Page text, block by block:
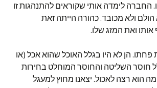
החברה לימדה אותי שקוראים להתנהגות זו
ולא מכובד. כהורה הייתה זאת
ואת המזג שלו.
הן לא היו בגלל האוכל שהוא אכל (או
חוסר השליטה והחוסר המוחלט בחירות
הוא רצה לאכול. יצאנו מחוץ למעגל